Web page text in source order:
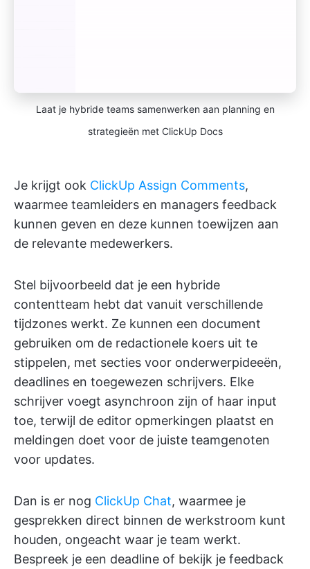
Laat je hybride teams samenwerken aan planning en
strategieën met ClickUp Docs
Je krijgt ook ClickUp Assign Comments,
waarmee teamleiders en managers feedback
kunnen geven en deze kunnen toewijzen aan
de relevante medewerkers.
Stel bijvoorbeeld dat je een hybride
contentteam hebt dat vanuit verschillende
tijdzones werkt. Ze kunnen een document
gebruiken om de redactionele koers uit te
stippelen, met secties voor onderwerpideeën,
deadlines en toegewezen schrijvers. Elke
schrijver voegt asynchroon zijn of haar input
toe, terwijl de editor opmerkingen plaatst en
meldingen doet voor de juiste teamgenoten
voor updates.
Dan is er nog ClickUp Chat, waarmee je
gesprekken direct binnen de werkstroom kunt
houden, ongeacht waar je team werkt.
Bespreek je een deadline of bekijk je feedback